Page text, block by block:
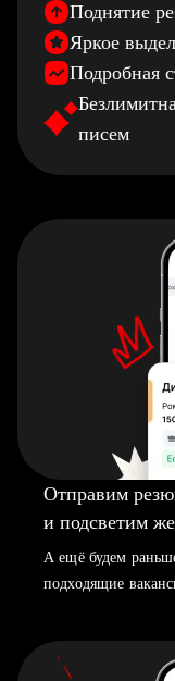
Поднятие
Яркое
Подробная
писем
Отправим
и подсветим
А ещё будем
подходящие